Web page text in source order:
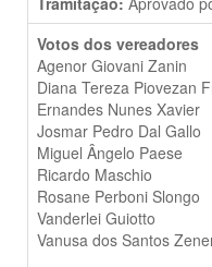
Votos dos vereadores
Agenor Giovani Zanin
Diana Tereza Piovezan
Ernandes Nunes Xavier
Josmar Pedro Dal Gallo
Miguel Ângelo Paese
Ricardo Maschio
Rosane Perboni Slongo
Vanderlei Guiotto
Vanusa dos Santos